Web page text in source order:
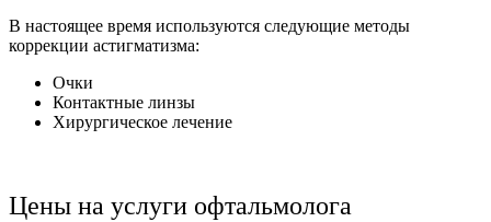
В настоящее время используются следующие методы
коррекции астигматизма:
Очки
Контактные линзы
Хирургическое лечение
Цены на услуги офтальмолога